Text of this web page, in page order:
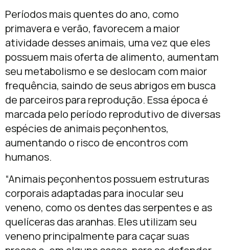
Períodos mais quentes do ano, como
primavera e verão, favorecem a maior
atividade desses animais, uma vez que eles
possuem mais oferta de alimento, aumentam
seu metabolismo e se deslocam com maior
frequência, saindo de seus abrigos em busca
de parceiros para reprodução. Essa época é
marcada pelo período reprodutivo de diversas
espécies de animais peçonhentos,
aumentando o risco de encontros com
humanos.
“Animais peçonhentos possuem estruturas
corporais adaptadas para inocular seu
veneno, como os dentes das serpentes e as
quelíceras das aranhas. Eles utilizam seu
veneno principalmente para caçar suas